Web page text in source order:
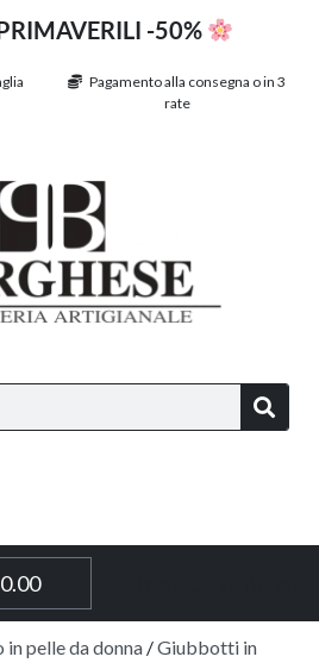
-50%
Pagamento alla consegna o in 3
rate
0.00
pelle da donna /Giubbotti in